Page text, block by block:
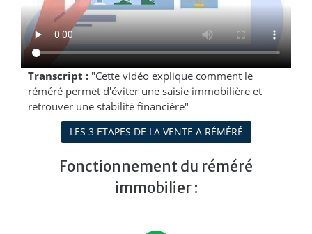
Transcript : "Cette vidéo explique comment le
réméré permet d'éviter une saisie immobilière et
retrouver une stabilité financière"
LES 3 ETAPES DE LA VENTE A RÉMÉRÉ
Fonctionnement du réméré
immobilier :